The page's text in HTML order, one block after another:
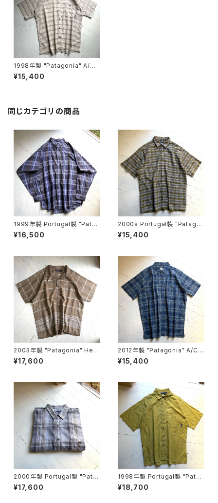
1998年製 "Patagonia" A/C
Yarn-Dye shirt
¥15,400
同じカテゴリの商品
1999年製 Portugal製 "Patag
onia" pima cotton shirt
¥16,500
2000s Portugal製 "Patago
nia" A/C Yarn-Dye shirt
¥15,400
2003年製 "Patagonia" Hem
p shirt
¥17,600
2012年製 "Patagonia" A/C Y
arn-Dye shirt
¥15,400
2000年製 Portugal製 "Pata
gonia" flannel shirt
¥17,600
1998年製 Portugal製 "Patag
onia" AC print shirt
¥18,700